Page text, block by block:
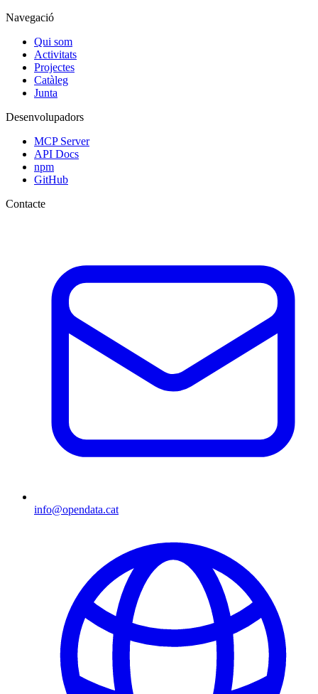
Navegació
Qui som
Activitats
Projectes
Catàleg
Junta
Desenvolupadors
MCP Server
API Docs
npm
GitHub
Contacte
info@opendata.cat